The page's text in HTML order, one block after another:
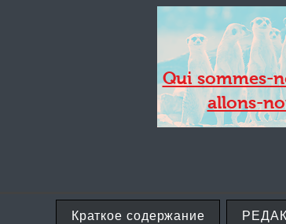
Qui sommes-
allons-
Краткое содержание